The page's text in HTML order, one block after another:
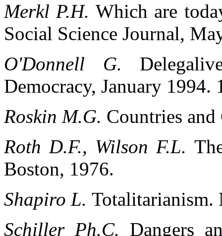
Merkl P.H.Which are
Social Science Journal,
O'Donnell G.
Democracy, January 1994.
Roskin M.G. Countries
Roth D.F., Wilson F.L.
Boston, 1976.
Shapiro L. Totalitarianism.
Schiller Ph.C. Dangers